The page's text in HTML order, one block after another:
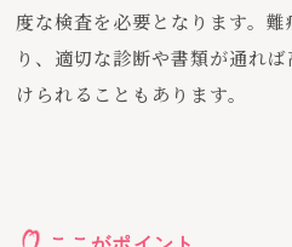
度な検査を必要となります。
り、適切な診断や書類が通れ
けられることもあります。